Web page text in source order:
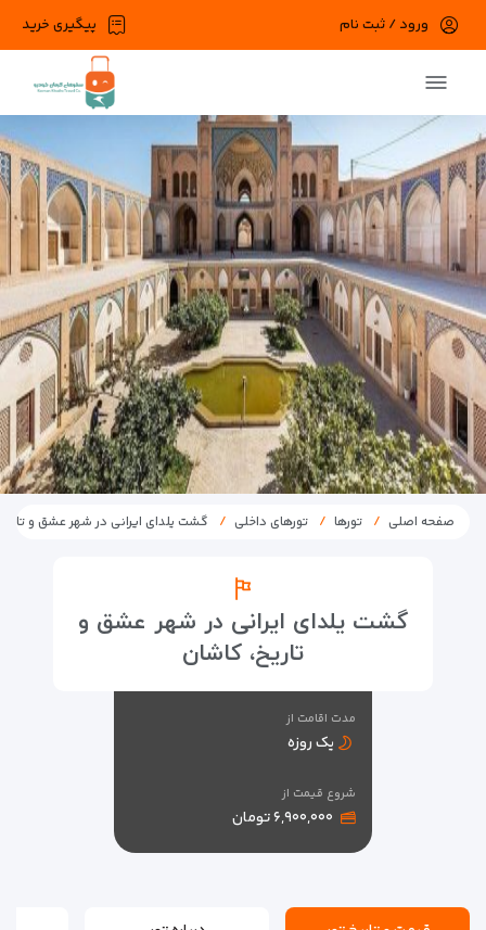
پیگیری خرید ورود / ثبت نام
صفحه اصلی تورها تورهای داخلی گشت یلدای ایرانی در شهر عشق و
گشت یلدای ایرانی در شهر عشق و
تاریخ، کاشان
مدت اقامت از
یک روزه
شروع قیمت از
۶,۹۰۰,۰۰۰ تومان